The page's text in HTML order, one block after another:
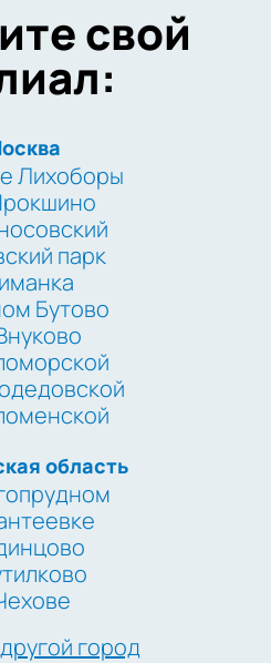
свой
Лихоборы
парк
Бутово
область
город